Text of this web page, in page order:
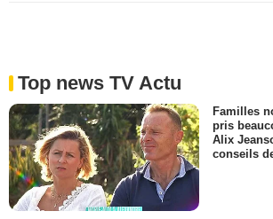
Top news TV Actu
Familles
pris
Alix
conseils